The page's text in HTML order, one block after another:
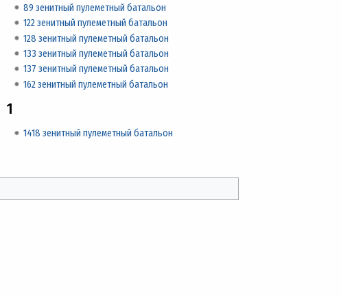
89 зенитный пулеметный батальон
122 зенитный пулеметный батальон
128 зенитный пулеметный батальон
133 зенитный пулеметный батальон
137 зенитный пулеметный батальон
162 зенитный пулеметный батальон
1
1418 зенитный пулеметный батальон